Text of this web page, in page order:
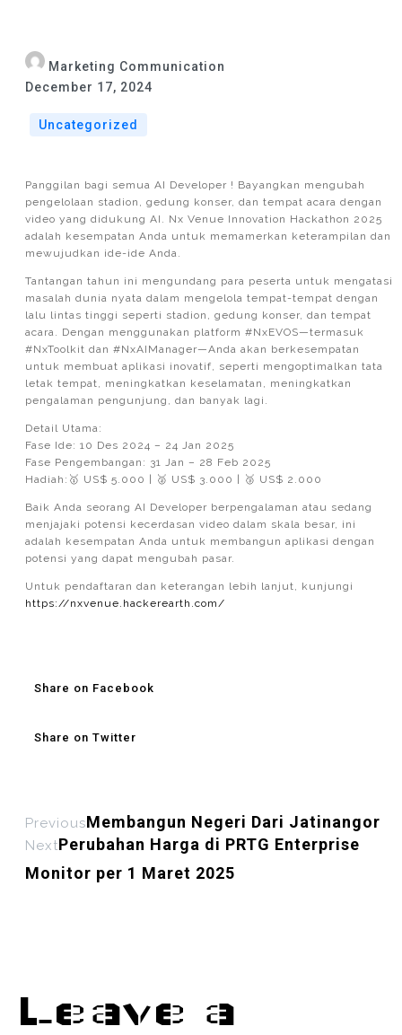
Marketing Communication
December 17, 2024
Uncategorized
Panggilan bagi semua AI Developer ! Bayangkan mengubah
pengelolaan stadion, gedung konser, dan tempat acara dengan
video yang didukung AI. Nx Venue Innovation Hackathon 2025
adalah kesempatan Anda untuk memamerkan keterampilan dan
mewujudkan ide-ide Anda.
Tantangan tahun ini mengundang para peserta untuk mengatasi
masalah dunia nyata dalam mengelola tempat-tempat dengan
lalu lintas tinggi seperti stadion, gedung konser, dan tempat
acara. Dengan menggunakan platform #NxEVOS—termasuk
#NxToolkit dan #NxAIManager—Anda akan berkesempatan
untuk membuat aplikasi inovatif, seperti mengoptimalkan tata
letak tempat, meningkatkan keselamatan, meningkatkan
pengalaman pengunjung, dan banyak lagi.
Detail Utama:
Fase Ide: 10 Des 2024 – 24 Jan 2025
Fase Pengembangan: 31 Jan – 28 Feb 2025
Hadiah:🥇 US$ 5.000 | 🥈 US$ 3.000 | 🥉 US$ 2.000
Baik Anda seorang AI Developer berpengalaman atau sedang
menjajaki potensi kecerdasan video dalam skala besar, ini
adalah kesempatan Anda untuk membangun aplikasi dengan
potensi yang dapat mengubah pasar.
Untuk pendaftaran dan keterangan lebih lanjut, kunjungi
https://nxvenue.hackerearth.com/
Share on Facebook
Share on Twitter
PreviousMembangun Negeri Dari Jatinangor
NextPerubahan Harga di PRTG Enterprise
Monitor per 1 Maret 2025
Leave a